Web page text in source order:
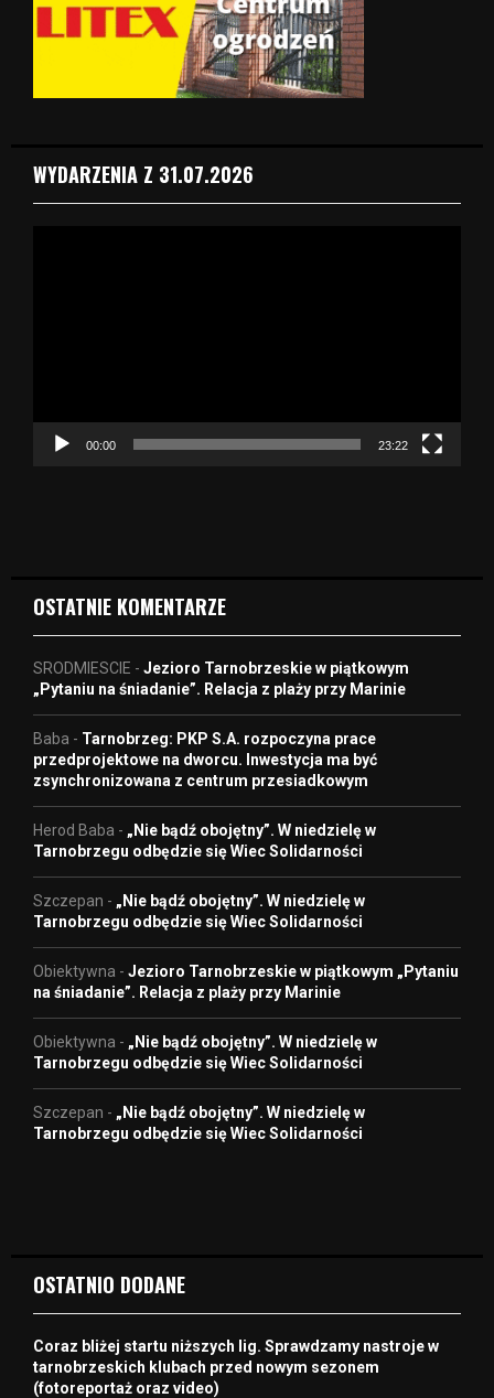
WYDARZENIA Z 31.07.2026
c
00:00 23:22
OSTATNIE KOMENTARZE
SRODMIESCIE - Jezioro Tarnobrzeskie w piątkowym
„Pytaniu na śniadanie”. Relacja z plaży przy Marinie
Baba - Tarnobrzeg: PKP S.A. rozpoczyna prace
przedprojektowe na dworcu. Inwestycja ma być
zsynchronizowana z centrum przesiadkowym
Herod Baba - „Nie bądź obojętny”. W niedzielę w
Tarnobrzegu odbędzie się Wiec Solidarności
Szczepan - „Nie bądź obojętny”. W niedzielę w
Tarnobrzegu odbędzie się Wiec Solidarności
Obiektywna - Jezioro Tarnobrzeskie w piątkowym „Pytaniu
na śniadanie”. Relacja z plaży przy Marinie
Obiektywna - „Nie bądź obojętny”. W niedzielę w
Tarnobrzegu odbędzie się Wiec Solidarności
Szczepan - „Nie bądź obojętny”. W niedzielę w
Tarnobrzegu odbędzie się Wiec Solidarności
OSTATNIO DODANE
Coraz bliżej startu niższych lig. Sprawdzamy nastroje w
tarnobrzeskich klubach przed nowym sezonem
(fotoreportaż oraz video)